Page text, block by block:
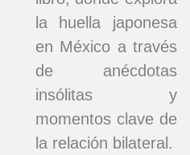
la huella japonesa
en México a través
de anécdotas
insólitas y
momentos clave de
la relación bilateral.